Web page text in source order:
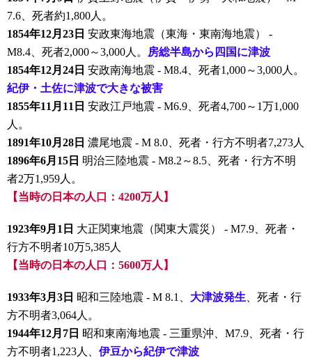
7.6、死者約1,800人。
1854年12月23日 安政東海地震（東海・東南海地震） -
M8.4、死者2,000～3,000人。
房総半島から四国に津波
1854年12月24日 安政南海地震 - M8.4、死者1,000～3,000人。
紀伊・土佐に津波で大きな被害
1855年11月11日 安政江戸地震 - M6.9、死者4,700～1万1,000
人。
1891年10月28日 濃尾地震 - M 8.0、死者・行方不明者7,273人
1896年6月15日 明治三陸地震 - M8.2～8.5、死者・行方不明
者2万1,959人。
【当時の日本の人口：4200万人】
1923年9月1日 大正関東地震（関東大震災） - M7.9、死者・
行方不明者10万5,385人
【当時の日本の人口：5600万人】
1933年3月3日 昭和三陸地震 - M 8.1、 大津波発生 、死者・行
方不明者3,064人。
1944年12月7日 昭和東南海地震 - 三重県沖、M7.9、死者・行
方不明者1,223人、 伊豆から紀伊で津波